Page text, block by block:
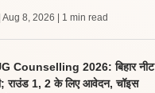
8, 2026 | 1 min read
Counselling 2026: बिहार नीट
राउंड 1, 2 के लिए आवेदन, चॉइस